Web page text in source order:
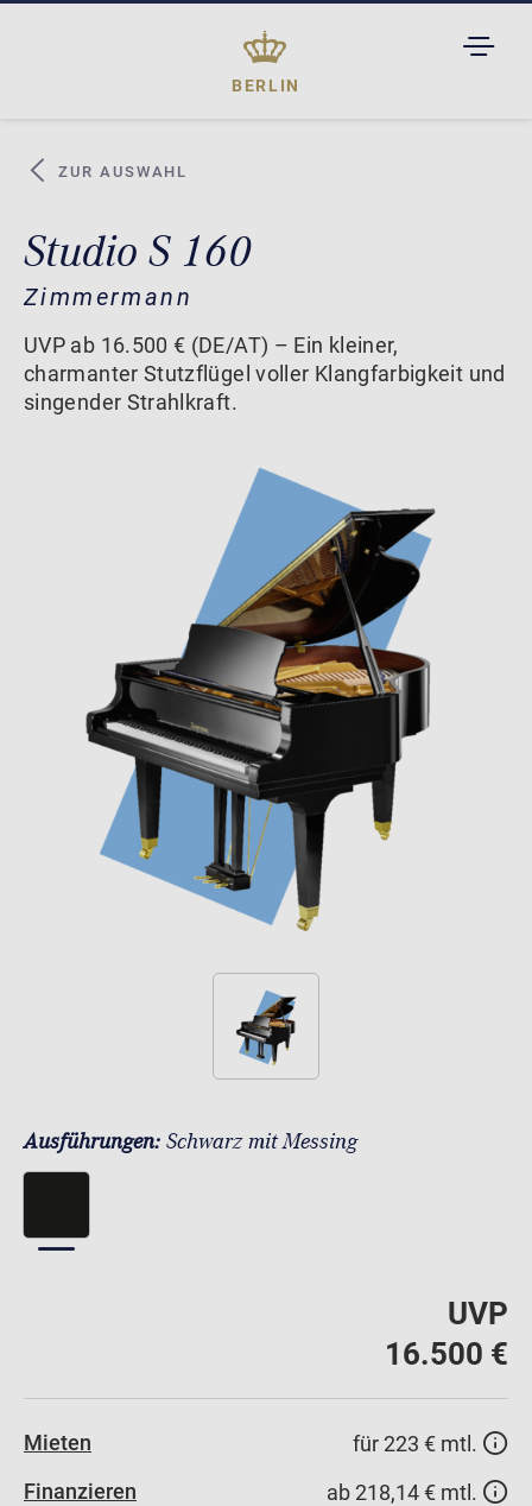
BERLIN
ZUR AUSWAHL
Studio S 160
Zimmermann
UVP ab 16.500 € (DE/AT) – Ein kleiner,
charmanter Stutzflügel voller Klangfarbigkeit und
singender Strahlkraft.
Ausführungen: Schwarz mit Messing
UVP
16.500 €
Mieten
für 223 € mtl.
Finanzieren
ab 218,14 € mtl.